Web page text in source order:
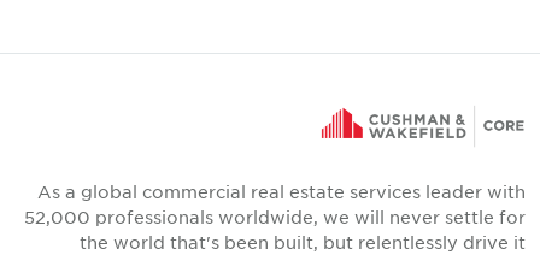
As a global commercial real estate services leader with
52,000 professionals worldwide, we will never settle for
the world that's been built, but relentlessly drive it